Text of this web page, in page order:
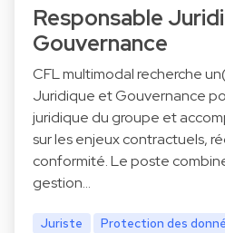
Responsable
Gouvernance
CFL multimodal recherche
Juridique et Gouvernance
juridique du groupe et
sur les enjeux contractuels,
conformité. Le poste
gestion…
Juriste
Protection des